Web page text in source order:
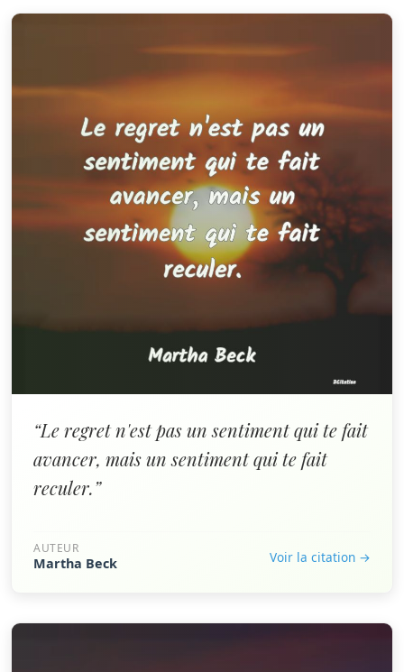
“Le regret n'est pas un sentiment qui te fait
avancer, mais un sentiment qui te fait
reculer.”
AUTEUR
Martha Beck Voir la citation →